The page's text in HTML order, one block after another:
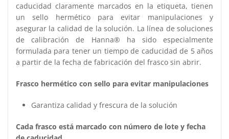
caducidad claramente marcados en la etiqueta, tienen
un sello hermético para evitar manipulaciones y
asegurar la calidad de la solución. La línea de soluciones
de calibración de Hanna® ha sido especialmente
formulada para tener un tiempo de caducidad de 5 años
a partir de la fecha de fabricación del frasco sin abrir.
Frasco hermético con sello para evitar manipulaciones
Garantiza calidad y frescura de la solución
Cada frasco está marcado con número de lote y fecha